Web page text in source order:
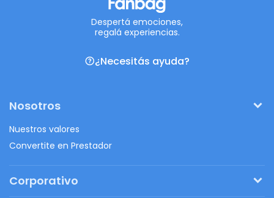
Despertá emociones,
regalá experiencias.
¿Necesitás ayuda?
Nosotros
Nuestros valores
Convertite en Prestador
Corporativo